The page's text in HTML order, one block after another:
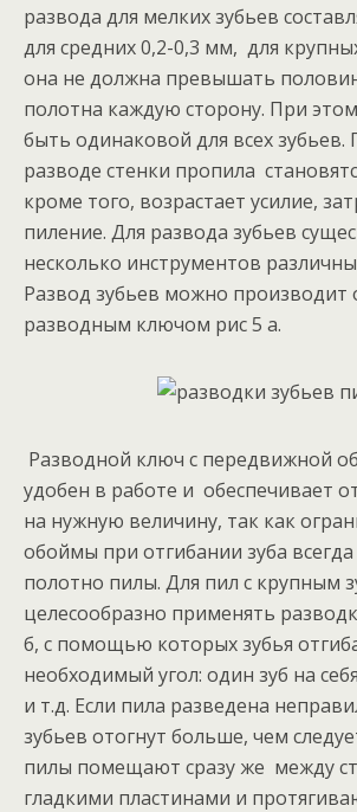
развода для мелких зубьев
для средних 0,2-0,3 мм, для
она не должна превышать
полотна каждую сторону. При
быть одинаковой для всех
разводе стенки пропила
кроме того, возрастает усилие,
пиление. Для развода зубьев
несколько инструментов
Развод зубьев можно
разводным ключом рис 5 а.
Разводной ключ с передвижной
удобен в работе и обеспечивает
на нужную величину, так как
обоймы при отгибании зуба всегда
полотно пилы. Для пил с крупным
целесообразно применять
б, с помощью которых зубья
необходимый угол: один зуб на
и т.д. Если пила разведена
зубьев отогнут больше, чем
пилы помещают сразу же между
гладкими пластинами и